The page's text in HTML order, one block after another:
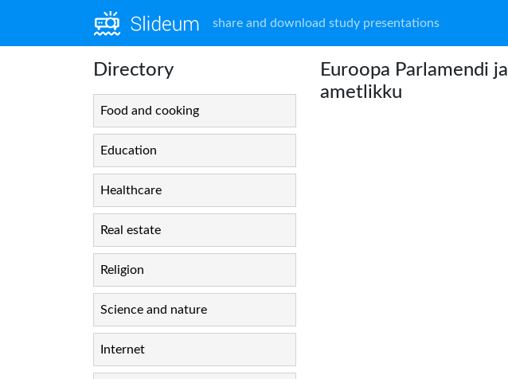
share and download study presentations
Directory
Food and cooking
Education
Healthcare
Real estate
Religion
Science and nature
Internet
Euroopa Parlamendi
ametlikku